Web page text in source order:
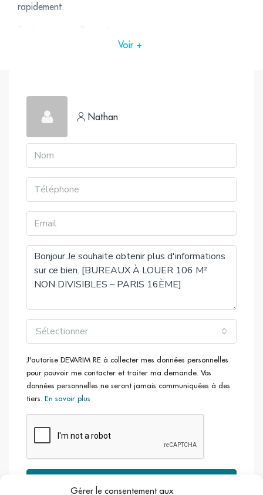
Gérer le consentement aux
rapidement.
Prestations de standing
6 Bureaux
Cuisine
Accès
Pont Mirabeau (BUS-72, BUS-22, BUS-62, BUS-N12,
BUSN61), Église d’Auteuil (BUS-52)
Voir +
Nathan
Sélectionner
J'autorise DEVARIM RE à collecter mes données personnelles
pour pouvoir me contacter et traiter ma demande. Vos
données personnelles ne seront jamais communiquées à des
tiers. En savoir plus